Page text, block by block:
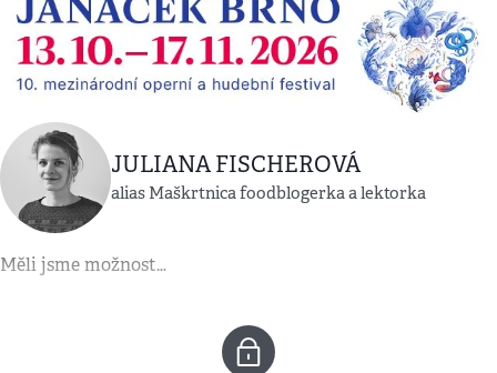
JULIANA FISCHEROVÁ
alias Maškrtnica foodblogerka a lektorka
Měli jsme možnost…